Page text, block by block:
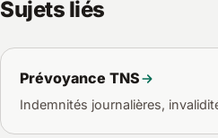
professionnels classiques.
Sujets liés
Prévoyance TNS
Indemnités journalières,